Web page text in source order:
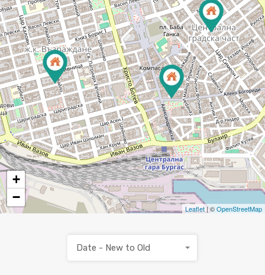
+
−
Leaflet| ©OpenStreetMap
Date - New to Old